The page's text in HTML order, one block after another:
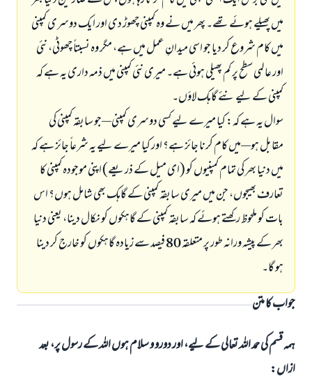
میں پھیلے ہوئے تھے۔ پھر میں نے وہ کمپنی چھوڑ دی اور ایک دوسری کمپنی
میں کام شروع کر دیا جو اسی میدانِ عمل میں ہے، مگر وہ نسبتاً چھوٹی، نئی
اور عالمی سطح پر کم پھیلی ہوئی ہے۔ میری نئی کمپنی میں ذمہ داری یہ ہے کہ
کمپنی کے لیے نئے گاہک لاؤں۔
سوال یہ ہے کہ: کیا میرے لیے کسی دوسری کمپنی—جو سابقہ کمپنی کی
مقابل ہو—میں کام کرنا جائز ہے؟ اور کیا میرے لیے یہ شرعاً جائز ہے کہ
میں دنیا بھر کی تمام کمپنیوں کو (ای میل کے ذریعے) اپنی موجودہ کمپنی کا
تعارف بھیجوں، جن میں میری سابقہ کمپنی کے گاہک بھی شامل ہوں؟ اس
بات کو ملحوظ رکھتے ہوئے کہ سابقہ کمپنی کے گاہکوں کو نکال دینا، یعنی دنیا
بھر کے پیشہ ورانہ طور پر متعلقہ 80 فیصد سے زیادہ گاہکوں کو خارج کر دینا
ہو گا۔
جواب کا متن
ہمہ قسم کی حمد اللہ تعالی کے لیے، اور دورو و سلام ہوں اللہ کے رسول پر، بعد
ازاں: